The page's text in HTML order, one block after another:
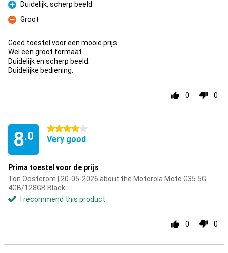
Pro
Duidelijk, scherp beeld
Con
Groot
Goed toestel voor een mooie prijs.
Wel een groot formaat.
Duidelijk en scherp beeld.
Duidelijke bediening.
0 0
8.0
4 stars
Very good
Prima toestel voor de prijs
Ton Oosterom | 20-05-2026 about the Motorola Moto G35 5G
4GB/128GB Black
I recommend this product
0 0